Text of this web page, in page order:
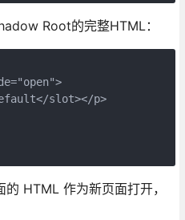
Root的完整HTML：
slot></p>
HTML 作为新页面打开，